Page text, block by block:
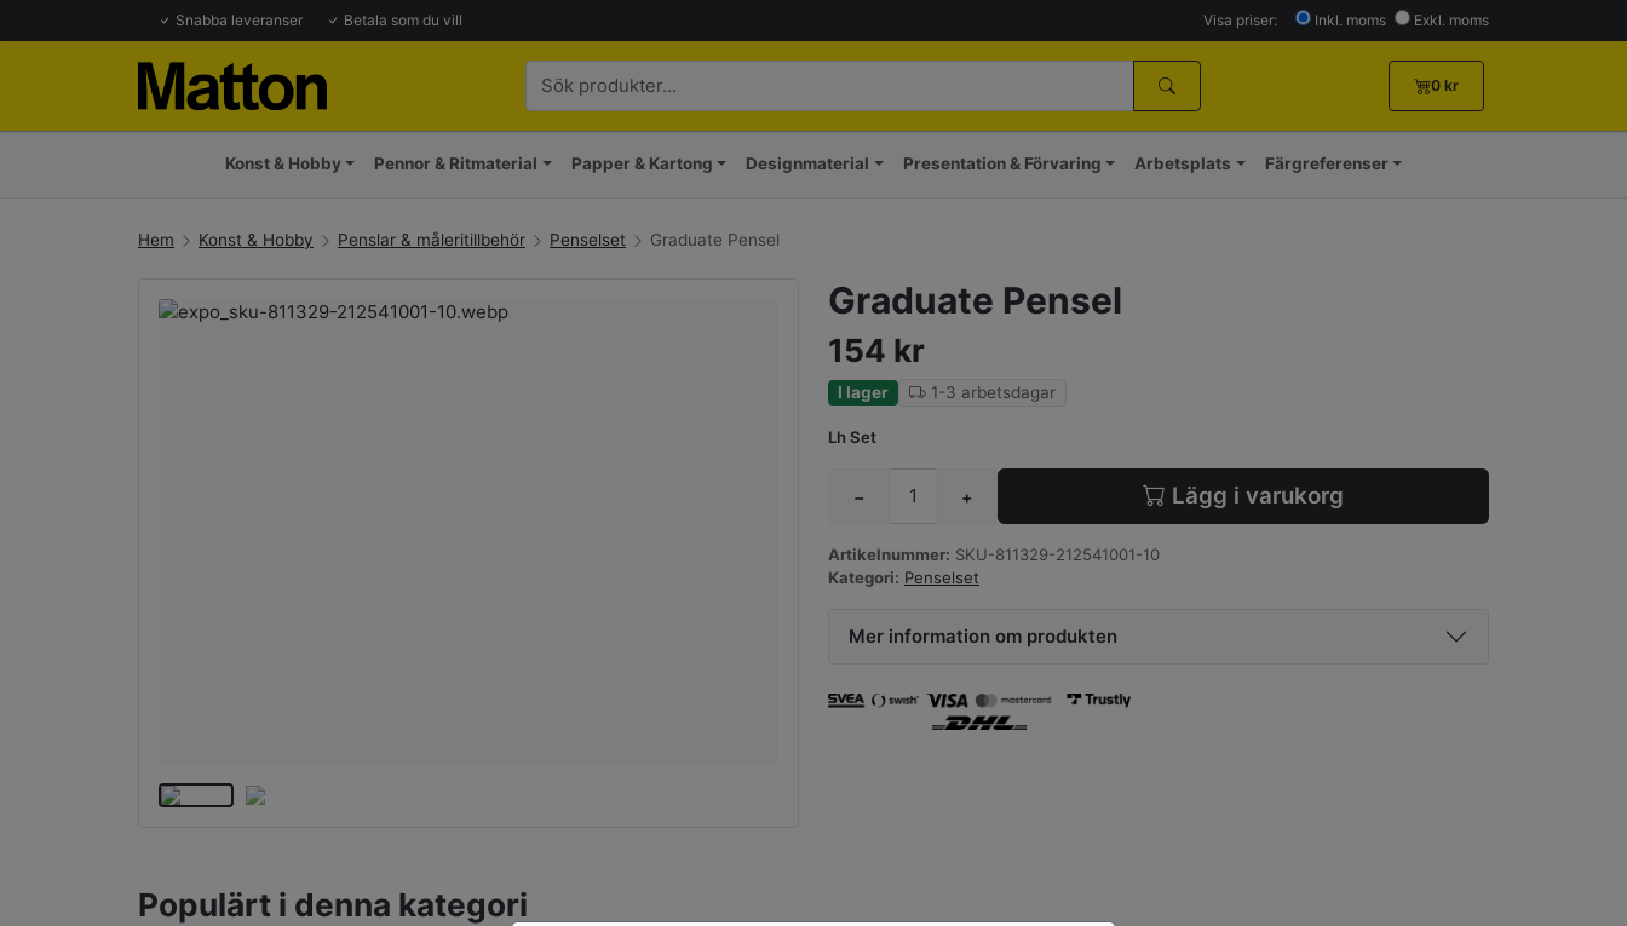
Snabba leveranser Betala som du vill Visa priser: Inkl. moms Exkl. moms
0 kr
Konst & Hobby Pennor & Ritmaterial Papper & Kartong Designmaterial Presentation & Förvaring Arbetsplats Färgreferenser
Hem Konst & Hobby Penslar & måleritillbehör Penselset Graduate Pensel
Graduate Pensel
154 kr
I lager 1-3 arbetsdagar
Lh Set
− + Lägg i varukorg
Artikelnummer: SKU-811329-212541001-10
Kategori: Penselset
Mer information om produkten
Populärt i denna kategori